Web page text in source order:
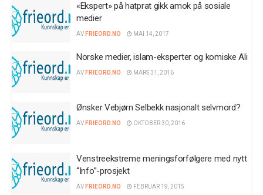
«Ekspert» på hatprat gikk amok på sosiale
medier
AV FRIEORD.NO MAI 14, 2017
Norske medier, islam-eksperter og komiske Ali
AV FRIEORD.NO MARS 31, 2016
Ønsker Vebjørn Selbekk nasjonalt selvmord?
AV FRIEORD.NO OKTOBER 30, 2016
Venstreekstreme meningsforfølgere med nytt
“Info”-prosjekt
AV FRIEORD.NO FEBRUAR 19, 2015